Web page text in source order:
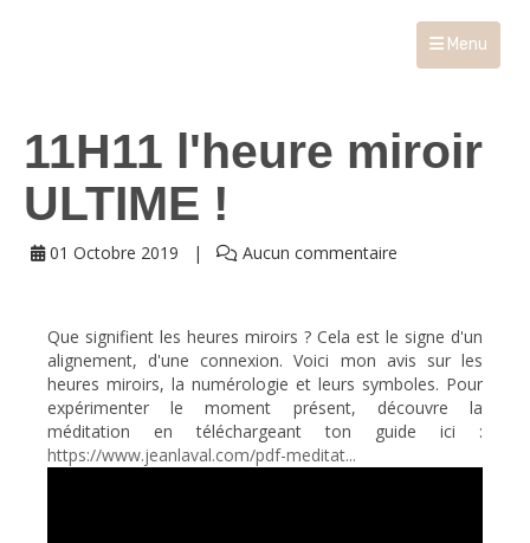
Menu
11H11 l'heure miroir
ULTIME !
01 Octobre 2019 Aucun commentaire
Que signifient les heures miroirs ? Cela est le signe d'un
alignement, d'une connexion. Voici mon avis sur les
heures miroirs, la numérologie et leurs symboles. Pour
expérimenter le moment présent, découvre la
méditation en téléchargeant ton guide ici :
https://www.jeanlaval.com/pdf-meditat...